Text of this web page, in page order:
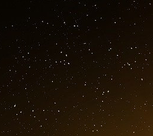
En septembre,
proposant des
technologies
concurrencer non
concurrents mondiaux
terrain sur le marché
européens sont
moins chers et plus
frontières de la Chine.